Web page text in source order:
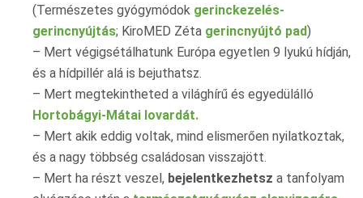
(Természetes gyógymódok gerinckezelés-
gerincnyújtás; KiroMED Zéta gerincnyújtó pad)
– Mert végigsétálhatunk Európa egyetlen 9 lyukú hídján,
és a hídpillér alá is bejuthatsz.
– Mert megtekintheted a világhírű és egyedülálló
Hortobágyi-Mátai lovardát.
– Mert akik eddig voltak, mind elismerően nyilatkoztak,
és a nagy többség családosan visszajött.
– Mert ha részt veszel, bejelentkezhetsz a tanfolyam